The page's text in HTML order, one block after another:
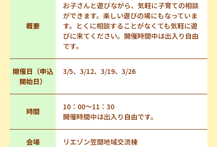
概要
お子さんと遊びながら、気軽に子育ての相談
ができます。楽しい遊びの場にもなっていま
す。とくに相談することがなくても気軽に遊
びに来てください。開催時間中は出入り自由
です。
開催日（申込
開始日）
3/5、3/12、3/19、3/26
時間
10：00～11：30
開催時間中は出入り自由です。
会場 リエゾン笠間地域交流棟